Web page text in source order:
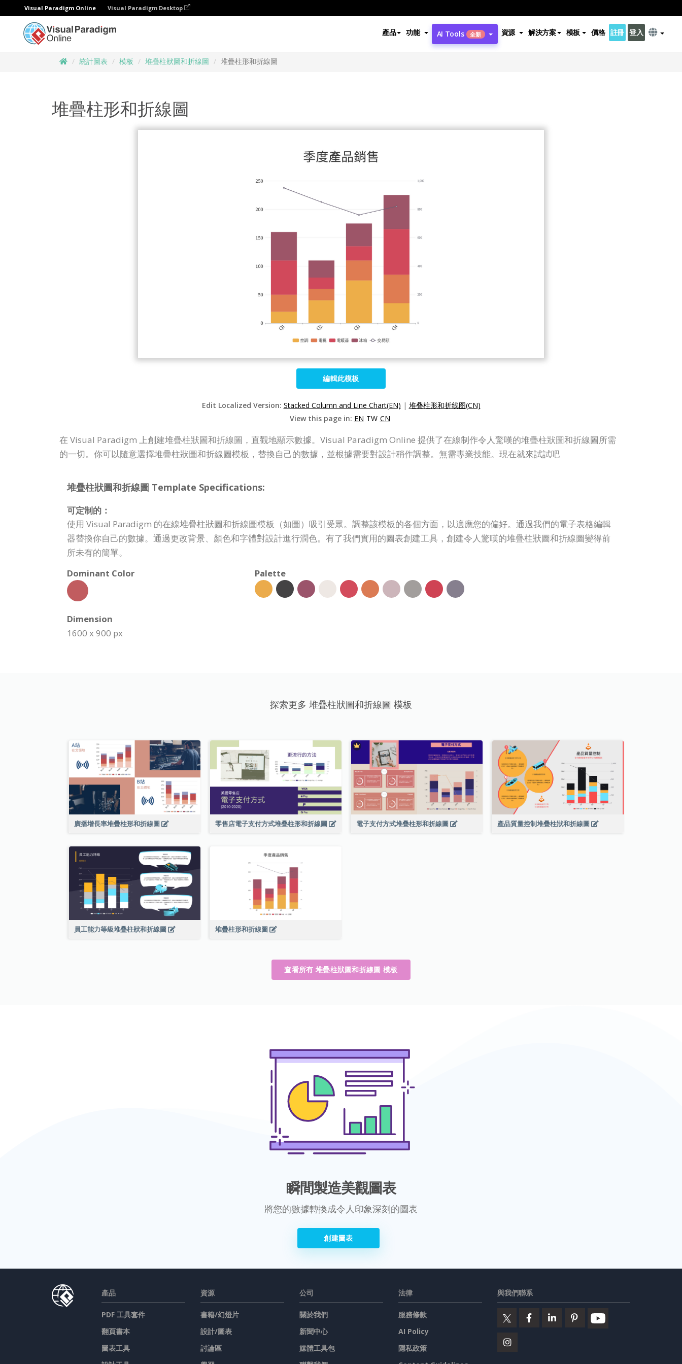
Visual Paradigm Online Visual Paradigm Desktop
產品 功能 AI Tools 全新 資源 解決方案 模板 價格 註冊 登入
統計圖表 模板 堆疊柱狀圖和折線圖 堆疊柱形和折線圖
堆疊柱形和折線圖
編輯此模板
Edit Localized Version: Stacked Column and Line Chart(EN) | 堆叠柱形和折线图(CN)
View this page in: EN TW CN
在 Visual Paradigm 上創建堆疊柱狀圖和折線圖，直觀地顯示數據。Visual Paradigm Online 提供了在線制作令人驚嘆的堆疊柱狀圖和折線圖所需
的一切。你可以隨意選擇堆疊柱狀圖和折線圖模板，替換自己的數據，並根據需要對設計稍作調整。無需專業技能。現在就來試試吧
堆疊柱狀圖和折線圖 Template Specifications:
可定制的：
使用 Visual Paradigm 的在線堆疊柱狀圖和折線圖模板（如圖）吸引受眾。調整該模板的各個方面，以適應您的偏好。通過我們的電子表格編輯
器替換你自己的數據。通過更改背景、顏色和字體對設計進行潤色。有了我們實用的圖表創建工具，創建令人驚嘆的堆疊柱狀圖和折線圖變得前
所未有的簡單。
Dominant Color
Palette
Dimension
1600 x 900 px
探索更多 堆疊柱狀圖和折線圖 模板
廣播增長率堆疊柱形和折線圖 零售店電子支付方式堆疊柱形和折線圖 電子支付方式堆疊柱形和折線圖 產品質量控制堆疊柱狀和折線圖
員工能力等級堆疊柱狀和折線圖 堆疊柱形和折線圖
查看所有 堆疊柱狀圖和折線圖 模板
瞬間製造美觀圖表
將您的數據轉換成令人印象深刻的圖表
創建圖表
產品
PDF 工具套件
翻頁書本
圖表工具
資源
書籍/幻燈片
設計/圖表
討論區
公司
關於我們
新聞中心
媒體工具包
法律
服務條款
AI Policy
隱私政策
與我們聯系